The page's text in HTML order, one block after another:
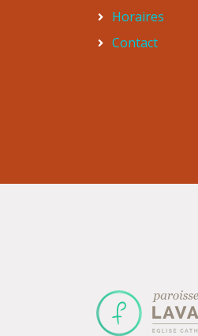
Horaires
Contact